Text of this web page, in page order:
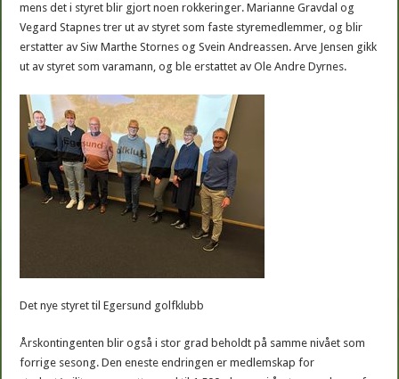
mens det i styret blir gjort noen rokkeringer. Marianne Gravdal og
Vegard Stapnes trer ut av styret som faste styremedlemmer, og blir
erstatter av Siw Marthe Stornes og Svein Andreassen. Arve Jensen gikk
ut av styret som varamann, og ble erstattet av Ole Andre Dyrnes.
Det nye styret til Egersund golfklubb
Årskontingenten blir også i stor grad beholdt på samme nivået som
forrige sesong. Den eneste endringen er medlemskap for